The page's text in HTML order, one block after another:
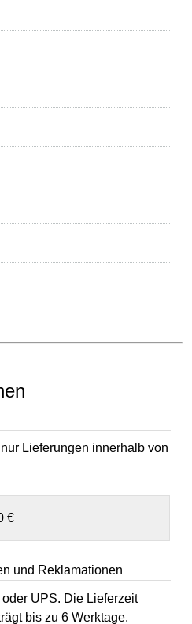
Lieferungen innerhalb von
€
und Reklamationen
UPS. Die Lieferzeit
bis zu 6 Werktage.